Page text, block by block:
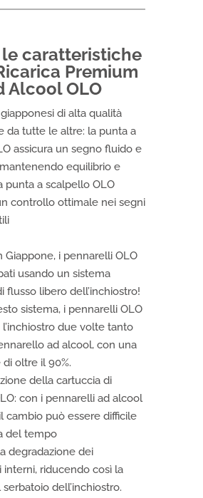
caratteristiche
Premium
Alcool OLO
di alta qualità
da tutte le altre: la punta a
assicura un segno fluido e
equilibrio e
punta a scalpello OLO
controllo ottimale nei segni
Giappone, i pennarelli OLO
usando un sistema
flusso libero dell’inchiostro!
sistema, i pennarelli OLO
due volte tanto
ad alcool, con una
di oltre il 90%.
della cartuccia di
con i pennarelli ad alcool
cambio può essere difficile
del tempo
degradazione dei
riducendo così la
dell’inchiostro.